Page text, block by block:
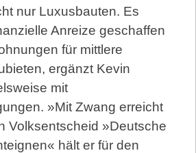
nur Luxusbauten. Es
Anreize geschaffen
für mittlere
ergänzt Kevin
mit
»Mit Zwang erreicht
Volksentscheid »Deutsche
hält er für den